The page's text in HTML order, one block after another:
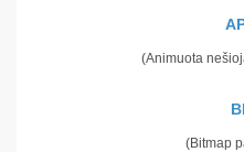
(Animuota
(Bitmap